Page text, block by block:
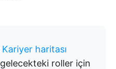
Kariyer haritası
gelecekteki roller için